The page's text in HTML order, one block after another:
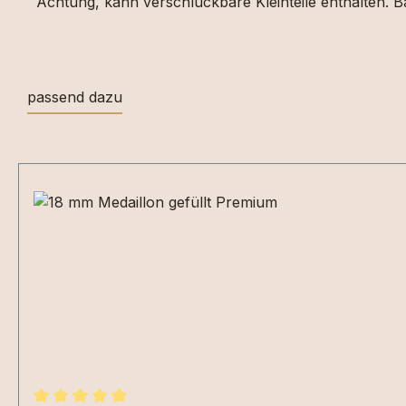
passend dazu